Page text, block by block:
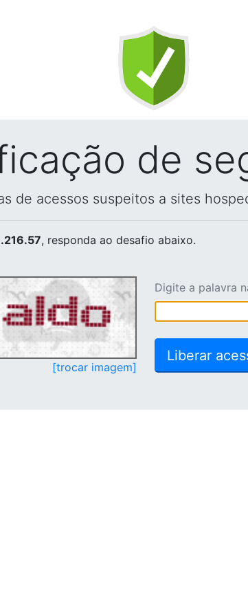
de
de acessos suspeitos a sites
, responda ao desafio abaixo.
[trocar imagem]
Digite a palavra